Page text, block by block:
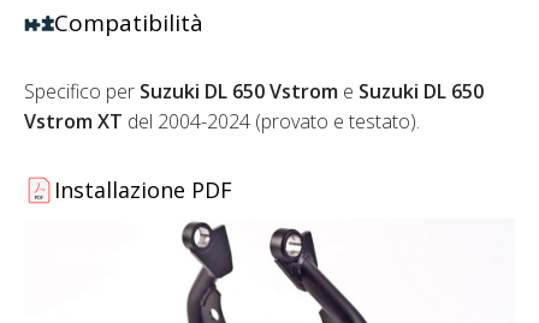
Compatibilità
Specifico per Suzuki DL 650 Vstrom e Suzuki DL 650
Vstrom XT del 2004-2024 (provato e testato).
Installazione PDF